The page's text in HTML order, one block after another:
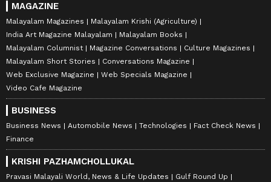
MAGAZINE
Malayalam Magazines
Malayalam Krishi (Agriculture)
India Art Magazine Malayalam
Malayalam Books
Malayalam Columnist
Magazine Conversations
Culture Magazines
Malayalam Short Stories
Conversations Magazine
Web Exclusive Magazine
Web Specials Magazine
Video Cafe Magazine
BUSINESS
Business News Automobile News Technologies
Fact Check News
Finance
KRISHI PAZHAMCHOLLUKAL
Pravasi Malayali World, News & Life Updates
Gulf Round Up